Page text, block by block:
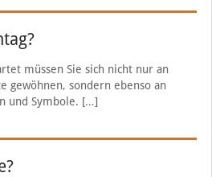
müssen Sie sich nicht nur an
gewöhnen, sondern ebenso an
und Symbole. […]